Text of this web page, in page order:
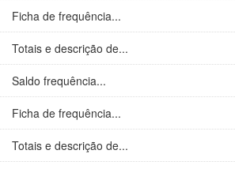
Ficha de frequência...
Totais e descrição de...
Saldo frequência...
Ficha de frequência...
Totais e descrição de...